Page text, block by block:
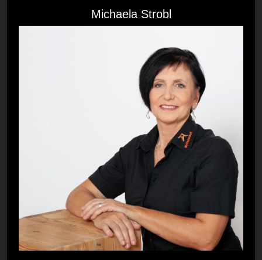
Michaela Strobl